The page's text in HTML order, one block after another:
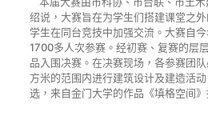
绍说，大赛旨在为学生们搭建课堂之
学生在同台竞技中加强交流。大赛自
1700多人次参赛。经初赛、复赛的层
品入围决赛。在决赛现场，各参赛团
方米的范围内进行建筑设计及建造活
选，来自金门大学的作品《填格空间